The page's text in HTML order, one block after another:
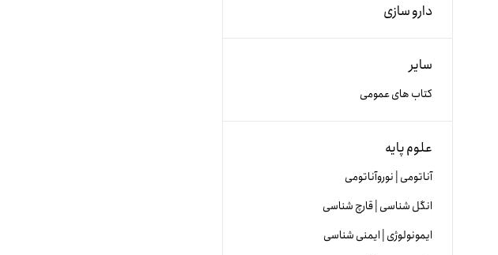
دارو سازی
سایر
کتاب های عمومی
علوم پایه
آناتومی | نوروآناتومی
انگل شناسی | قارچ شناسی
ایمونولوژی | ایمنی شناسی